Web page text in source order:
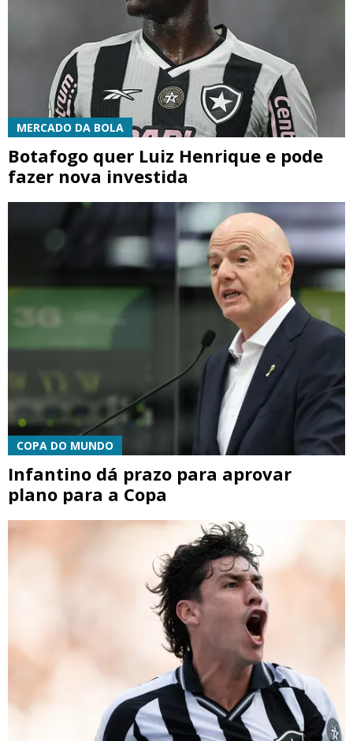
MERCADO DA BOLA
Botafogo quer Luiz Henrique e pode
fazer nova investida
COPA DO MUNDO
Infantino dá prazo para aprovar
plano para a Copa